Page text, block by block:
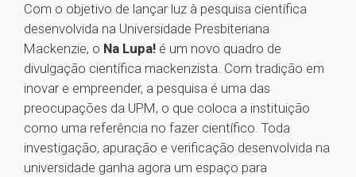
Com o objetivo de lançar luz à pesquisa científica
desenvolvida na Universidade Presbiteriana
Mackenzie, o Na Lupa! é um novo quadro de
divulgação científica mackenzista. Com tradição em
inovar e empreender, a pesquisa é uma das
preocupações da UPM, o que coloca a instituição
como uma referência no fazer científico. Toda
investigação, apuração e verificação desenvolvida na
universidade ganha agora um espaço para